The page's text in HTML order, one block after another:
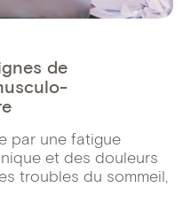
de
par une fatigue
et des douleurs
troubles du sommeil,